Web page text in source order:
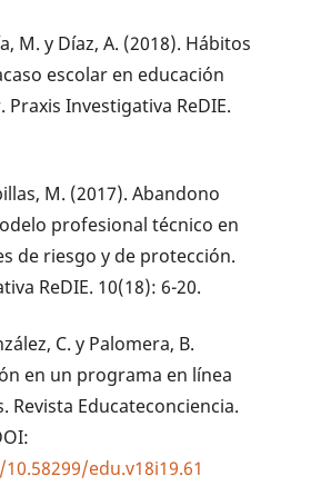
M. y Díaz, A. (2018). Hábitos
escolar en educación
Investigativa ReDIE.
M. (2017). Abandono
profesional técnico en
de riesgo y de protección.
ReDIE. 10(18): 6-20.
C. y Palomera, B.
en un programa en línea
Revista Educateconciencia.
edu.v18i19.61